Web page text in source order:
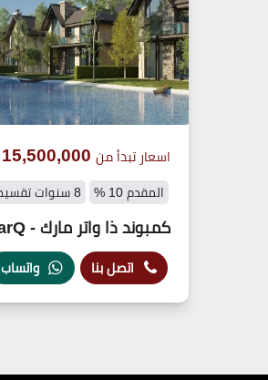
اسعار تبدأ من 15,500,000
المقدم 10 % 8 سنوات تقسيط
كمبوند ذا واتر مارك - The Water MarQ
اتصل بنا واتساب